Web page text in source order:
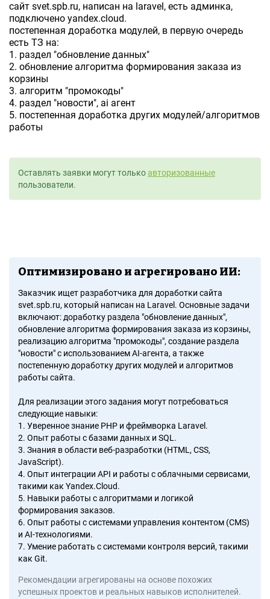
сайт svet.spb.ru, написан на laravel, есть админка,
подключено yandex.cloud.
постепенная доработка модулей, в первую очередь
есть ТЗ на:
1. раздел "обновление данных"
2. обновление алгоритма формирования заказа из
корзины
3. алгоритм "промокоды"
4. раздел "новости", ai агент
5. постепенная доработка других модулей/алгоритмов
работы
Оставлять заявки могут толькоавторизованные
пользователи.
Оптимизировано и агрегировано ИИ:
Заказчик ищет разработчика для доработки сайта
svet.spb.ru, который написан на Laravel. Основные задачи
включают: доработку раздела "обновление данных",
обновление алгоритма формирования заказа из корзины,
реализацию алгоритма "промокоды", создание раздела
"новости" с использованием AI-агента, а также
постепенную доработку других модулей и алгоритмов
работы сайта.
Для реализации этого задания могут потребоваться
следующие навыки:
1. Уверенное знание PHP и фреймворка Laravel.
2. Опыт работы с базами данных и SQL.
3. Знания в области веб-разработки (HTML, CSS,
JavaScript).
4. Опыт интеграции API и работы с облачными сервисами,
такими как Yandex.Cloud.
5. Навыки работы с алгоритмами и логикой
формирования заказов.
6. Опыт работы с системами управления контентом (CMS)
и AI-технологиями.
7. Умение работать с системами контроля версий, такими
как Git.
Рекомендации агрегированы на основе похожих
успешных проектов и реальных навыков исполнителей.